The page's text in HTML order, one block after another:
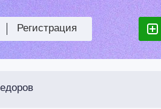
Регистрация